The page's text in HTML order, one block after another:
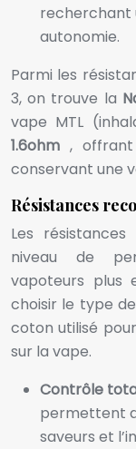
recherchant
autonomie.
Parmi les
3, on trouve la
vape MTL
1.6ohm,
conservant une
Résistances
Les
niveau de
vapoteurs plus
choisir le type
coton utilisé
sur la vape.
Contrôle
permettent
saveurs et